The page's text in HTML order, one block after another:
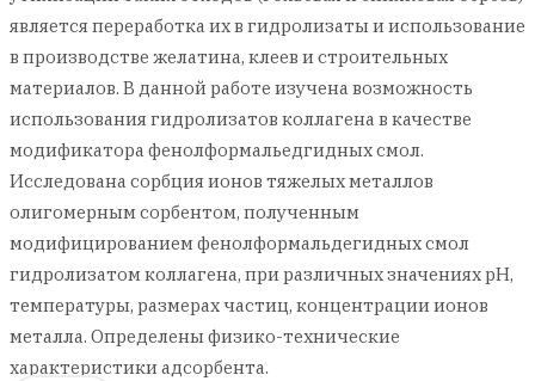
является переработка их в гидролизаты и использование
в производстве желатина, клеев и строительных
материалов. В данной работе изучена возможность
использования гидролизатов коллагена в качестве
модификатора фенолформальедгидных смол.
Исследована сорбция ионов тяжелых металлов
олигомерным сорбентом, полученным
модифицированием фенолформальдегидных смол
гидролизатом коллагена, при различных значениях рН,
температуры, размерах частиц, концентрации ионов
металла. Определены физико-технические
характеристики адсорбента.